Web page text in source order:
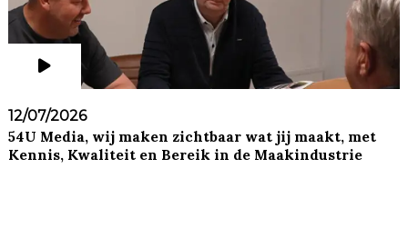
12/07/2026
54U Media, wij maken zichtbaar wat jij maakt, met
Kennis, Kwaliteit en Bereik in de Maakindustrie